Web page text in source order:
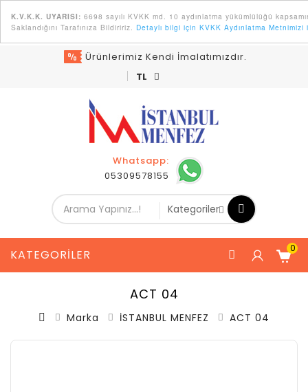
K.V.K.K. UYARISI: 6698 sayılı KVKK md. 10 aydınlatma yükümlülüğü
Saklandığını Tarafınıza Bildiririz. Detaylı bilgi için KVKK Aydınlatma
Ürünlerimiz Kendi İmalatımızdır.
TL
Whatsapp:
05309578155
KATEGORILER 0
ACT 04
Marka İSTANBUL MENFEZ ACT 04